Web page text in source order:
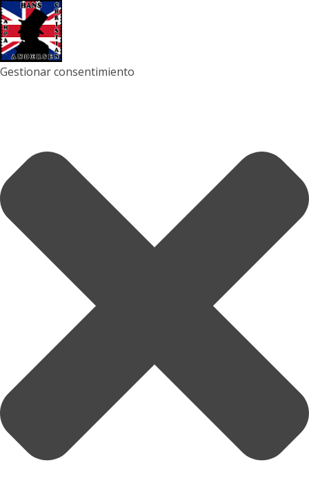
Gestionar consentimiento